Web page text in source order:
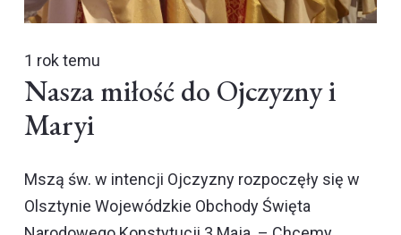
1 rok temu
Nasza miłość do Ojczyzny i
Maryi
Mszą św. w intencji Ojczyzny rozpoczęły się w
Olsztynie Wojewódzkie Obchody Święta